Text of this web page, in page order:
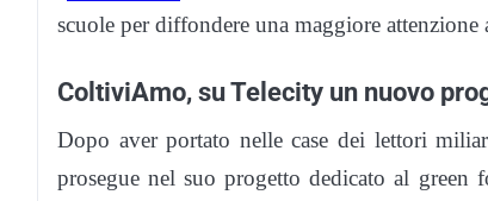
scuole per diffondere una maggiore attenzione
ColtiviAmo, su Telecity un nuovo
Dopo aver portato nelle case dei lettori
prosegue nel suo progetto dedicato al green